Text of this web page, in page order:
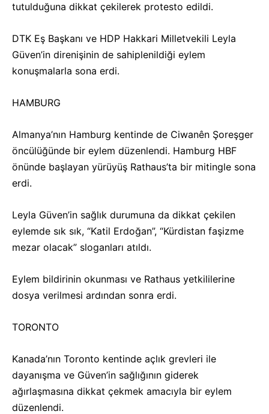
tutulduğuna dikkat çekilerek protesto edildi.
DTK Eş Başkanı ve HDP Hakkari Milletvekili Leyla
Güven’in direnişinin de sahiplenildiği eylem
konuşmalarla sona erdi.
HAMBURG
Almanya’nın Hamburg kentinde de Ciwanên Şoreşger
öncülüğünde bir eylem düzenlendi. Hamburg HBF
önünde başlayan yürüyüş Rathaus’ta bir mitingle sona
erdi.
Leyla Güven’in sağlık durumuna da dikkat çekilen
eylemde sık sık, “Katil Erdoğan”, “Kürdistan faşizme
mezar olacak” sloganları atıldı.
Eylem bildirinin okunması ve Rathaus yetkililerine
dosya verilmesi ardından sonra erdi.
TORONTO
Kanada’nın Toronto kentinde açlık grevleri ile
dayanışma ve Güven’in sağlığının giderek
ağırlaşmasına dikkat çekmek amacıyla bir eylem
düzenlendi.